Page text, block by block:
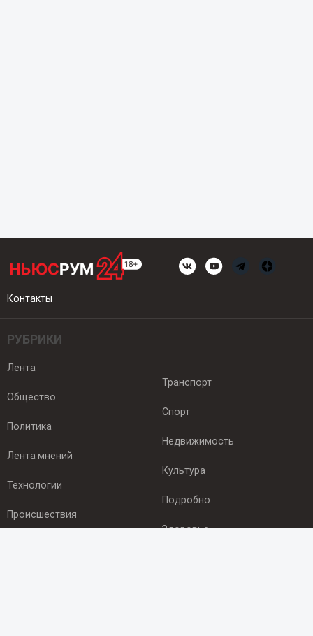
Контакты
РУБРИКИ
Лента
Общество
Политика
Лента мнений
Технологии
Происшествия
Транспорт
Спорт
Недвижимость
Культура
Подробно
Здоровье